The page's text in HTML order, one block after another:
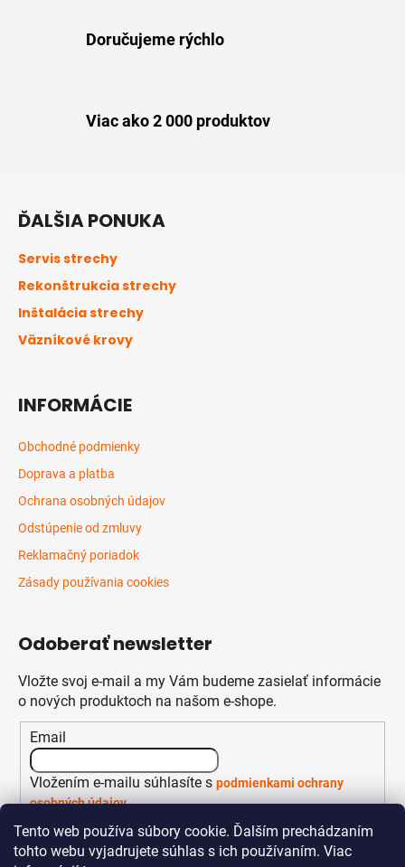
Tento web používa súbory cookie. Ďalším prechádzaním
tohto webu vyjadrujete súhlas s ich používaním. Viac
Doručujeme rýchlo
Viac ako 2 000 produktov
ĎALŠIA PONUKA
Servis strechy
Rekonštrukcia strechy
Inštalácia strechy
Väzníkové krovy
INFORMÁCIE
Obchodné podmienky
Doprava a platba
Ochrana osobných údajov
Odstúpenie od zmluvy
Reklamačný poriadok
Zásady používania cookies
Odoberať newsletter
Vložte svoj e-mail a my Vám budeme zasielať informácie
o nových produktoch na našom e-shope.
Email
Vložením e-mailu súhlasíte s podmienkami ochrany
osobných údajov
PRIHLÁSIŤ SA